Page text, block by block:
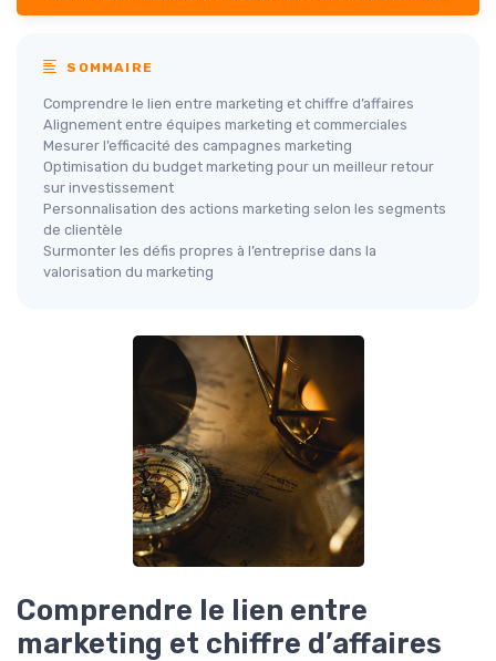
SOMMAIRE
Comprendre le lien entre marketing et chiffre d’affaires
Alignement entre équipes marketing et commerciales
Mesurer l’efficacité des campagnes marketing
Optimisation du budget marketing pour un meilleur retour
sur investissement
Personnalisation des actions marketing selon les segments
de clientèle
Surmonter les défis propres à l’entreprise dans la
valorisation du marketing
Comprendre le lien entre
marketing et chiffre d’affaires